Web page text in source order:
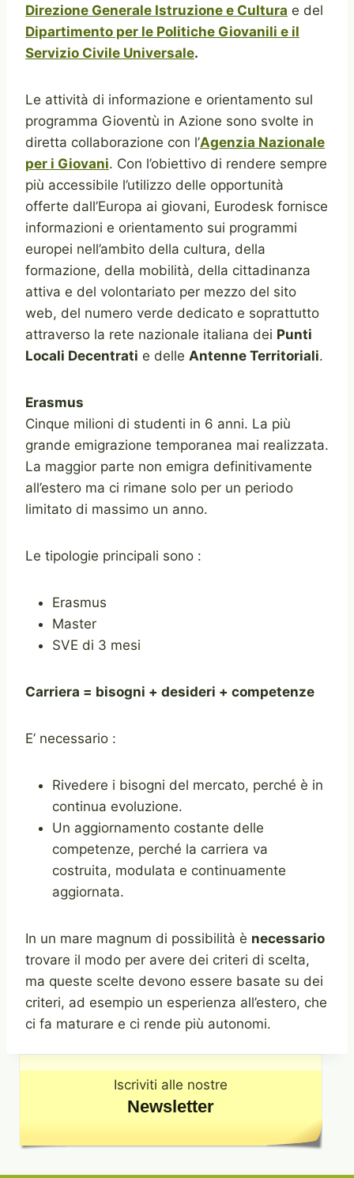
Direzione Generale Istruzione e Cultura e del
Dipartimento per le Politiche Giovanili e il
Servizio Civile Universale.
Le attività di informazione e orientamento sul
programma Gioventù in Azione sono svolte in
diretta collaborazione con l’Agenzia Nazionale
per i Giovani. Con l’obiettivo di rendere sempre
più accessibile l’utilizzo delle opportunità
offerte dall’Europa ai giovani, Eurodesk fornisce
informazioni e orientamento sui programmi
europei nell’ambito della cultura, della
formazione, della mobilità, della cittadinanza
attiva e del volontariato per mezzo del sito
web, del numero verde dedicato e soprattutto
attraverso la rete nazionale italiana dei Punti
Locali Decentrati e delle Antenne Territoriali.
Erasmus
Cinque milioni di studenti in 6 anni. La più
grande emigrazione temporanea mai realizzata.
La maggior parte non emigra definitivamente
all’estero ma ci rimane solo per un periodo
limitato di massimo un anno.
Le tipologie principali sono :
Erasmus
Master
SVE di 3 mesi
Carriera = bisogni + desideri + competenze
E’ necessario :
Rivedere i bisogni del mercato, perché è in
continua evoluzione.
Un aggiornamento costante delle
competenze, perché la carriera va
costruita, modulata e continuamente
aggiornata.
In un mare magnum di possibilità è necessario
trovare il modo per avere dei criteri di scelta,
ma queste scelte devono essere basate su dei
criteri, ad esempio un esperienza all’estero, che
ci fa maturare e ci rende più autonomi.
Iscriviti alle nostre
Newsletter